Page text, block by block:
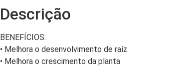
Descrição
BENEFÍCIOS:
• Melhora o desenvolvimento de raíz
• Melhora o crescimento da planta